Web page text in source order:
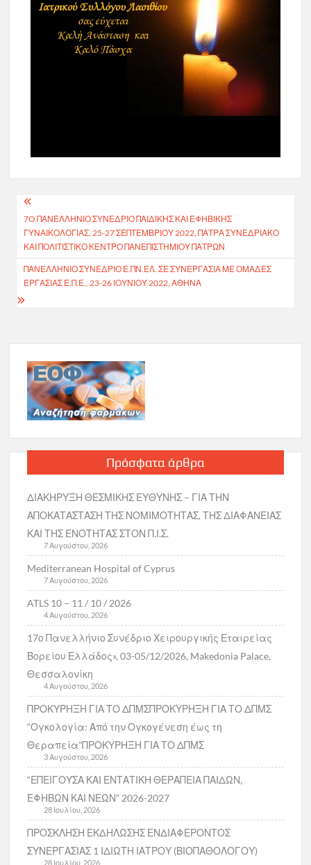
Πλοήγηση
άρθρων
7O ΠΑΝΕΛΛΉΝΙΟ ΣΥΝΈΔΡΙΟ ΠΑΙΔΙΚΉΣ ΚΑΙ ΕΦΗΒΙΚΉΣ
ΓΥΝΑΙΚΟΛΟΓΊΑΣ, 25-27 ΣΕΠΤΕΜΒΡΊΟΥ 2022, ΠΆΤΡΑ ΣΥΝΕΔΡΙΑΚΌ
ΚΑΙ ΠΟΛΙΤΙΣΤΙΚΌ ΚΈΝΤΡΟ ΠΑΝΕΠΙΣΤΗΜΊΟΥ ΠΑΤΡΏΝ
ΠΑΝΕΛΛΗΝΙΟ ΣΥΝΕΔΡΙΟ Ε.ΠΝ.ΕΛ. ΣΕ ΣΥΝΕΡΓΑΣΊΑ ΜΕ ΟΜΆΔΕΣ
ΕΡΓΑΣΊΑΣ Ε.Π.Ε., 23-26 ΙΟΥΝΊΟΥ 2022, ΑΘΉΝΑ
Πρόσφατα άρθρα
ΔΙΑΚΗΡΥΞΗ ΘΕΣΜΙΚΗΣ ΕΥΘΥΝΗΣ – ΓΙΑ ΤΗΝ
ΑΠΟΚΑΤΑΣΤΑΣΗ ΤΗΣ ΝΟΜΙΜΟΤΗΤΑΣ, ΤΗΣ ΔΙΑΦΑΝΕΙΑΣ
ΚΑΙ ΤΗΣ ΕΝΟΤΗΤΑΣ ΣΤΟΝ Π.Ι.Σ.
7 Αυγούστου, 2026
Mediterranean Hospital of Cyprus
7 Αυγούστου, 2026
ATLS 10 – 11 / 10 / 2026
4 Αυγούστου, 2026
17ο Πανελλήνιο Συνέδριο Χειρουργικής Εταιρείας
Βορείου Ελλάδος», 03-05/12/2026, Makedonia Palace,
Θεσσαλονίκη
4 Αυγούστου, 2026
ΠΡΟΚΥΡΗΞΗ ΓΙΑ ΤΟ ΔΠΜΣΠΡΟΚΥΡΗΞΗ ΓΙΑ ΤΟ ΔΠΜΣ
“Ογκολογία: Από την Ογκογένεση έως τη
Θεραπεία”ΠΡΟΚΥΡΗΞΗ ΓΙΑ ΤΟ ΔΠΜΣ
3 Αυγούστου, 2026
“ΕΠΕΙΓΟΥΣΑ ΚΑΙ ΕΝΤΑΤΙΚΗ ΘΕΡΑΠΕΙΑ ΠΑΙΔΩΝ,
ΕΦΗΒΩΝ ΚΑΙ ΝΕΩΝ” 2026-2027
28 Ιουλίου, 2026
ΠΡΟΣΚΛΗΣΗ ΕΚΔΗΛΩΣΗΣ ΕΝΔΙΑΦΕΡΟΝΤΟΣ
ΣΥΝΕΡΓΑΣΙΑΣ 1 ΙΔΙΩΤΗ ΙΑΤΡΟΥ (ΒΙΟΠΑΘΟΛΟΓΟΥ)
28 Ιουλίου, 2026